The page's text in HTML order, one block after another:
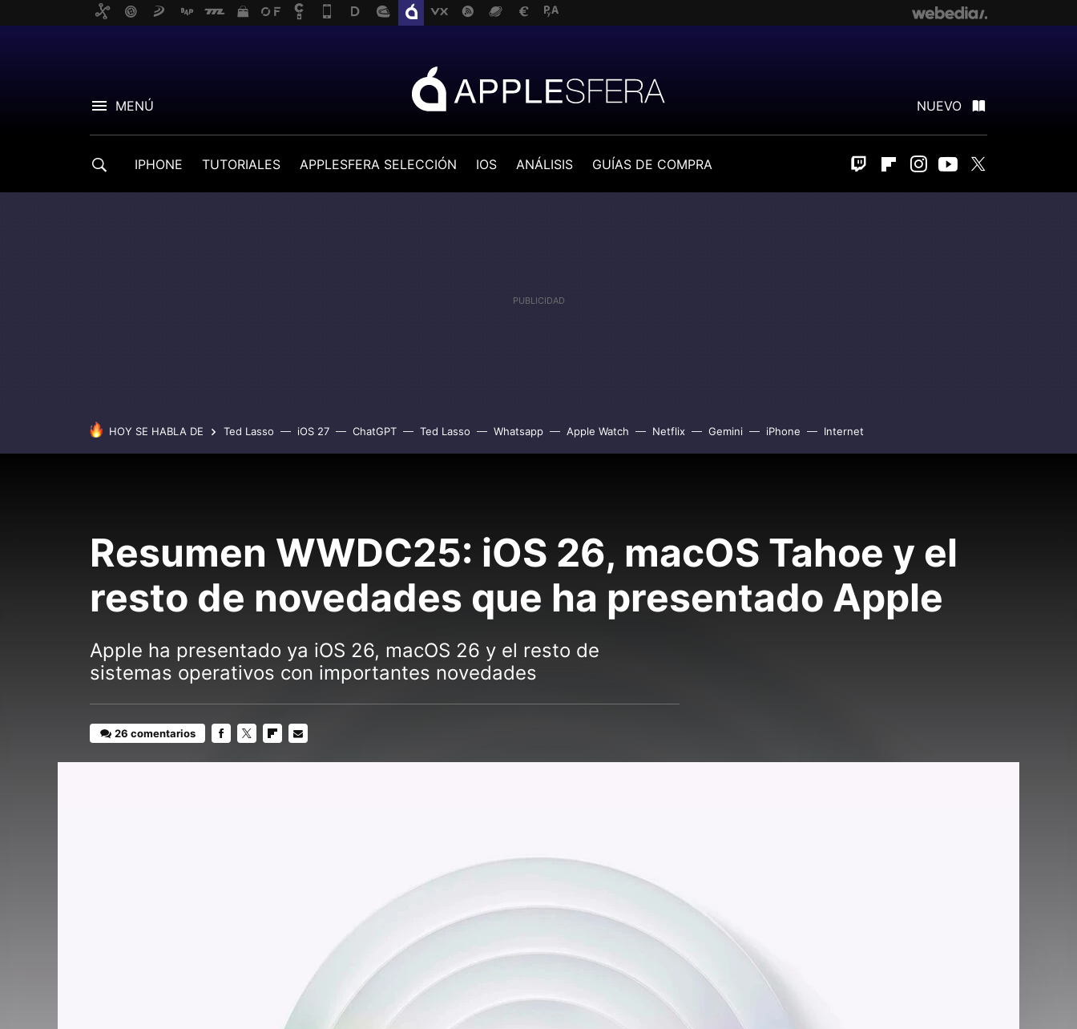
MENÚ NUEVO
IPHONE TUTORIALES APPLESFERA SELECCIÓN IOS ANÁLISIS GUÍAS DE COMPRA Twitch FlipboardInstagram
Youtube
HOY SE HABLA DE Ted Lasso iOS 27 ChatGPT Ted Lasso Whatsapp Apple Watch Netflix Gemini iPhone Internet
Resumen WWDC25: iOS 26, macOS Tahoe y el
resto de novedades que ha presentado Apple
Apple ha presentado ya iOS 26, macOS 26 y el resto de
sistemas operativos con importantes novedades
26 comentarios